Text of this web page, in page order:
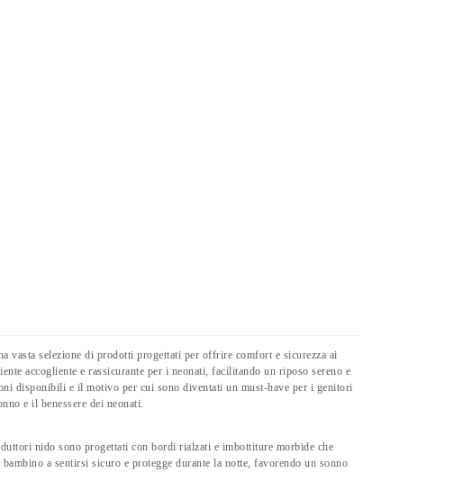
vasta selezione di prodotti progettati per offrire comfort e sicurezza ai
accogliente e rassicurante per i neonati, facilitando un riposo sereno e
disponibili e il motivo per cui sono diventati un must-have per i genitori
e il benessere dei neonati.
nido sono progettati con bordi rialzati e imbottiture morbide che
a sentirsi sicuro e protegge durante la notte, favorendo un sonno